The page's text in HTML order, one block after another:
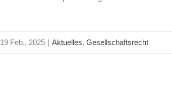
19 Feb., 2025 | Aktuelles, Gesellschaftsrecht